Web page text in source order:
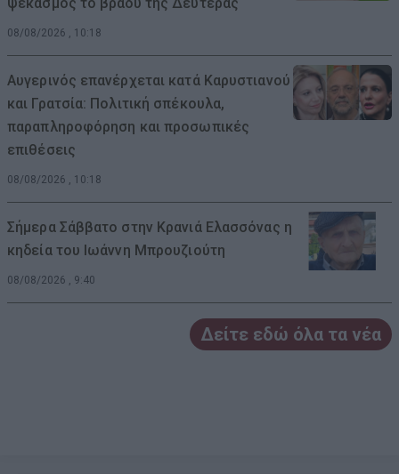
08/08/2026 , 10:18
Αυγερινός επανέρχεται κατά Καρυστιανού
και Γρατσία: Πολιτική σπέκουλα,
παραπληροφόρηση και προσωπικές
επιθέσεις
08/08/2026 , 10:18
Σήμερα Σάββατο στην Κρανιά Ελασσόνας η
κηδεία του Ιωάννη Μπρουζιούτη
08/08/2026 , 9:40
Δείτε εδώ όλα τα νέα